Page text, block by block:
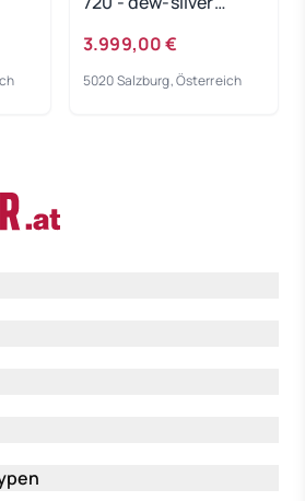
3.999,00 €
5020 Salzburg, Österreich